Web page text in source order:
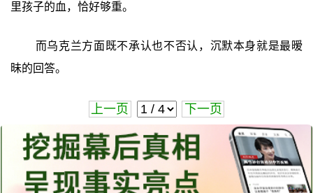
里孩子的血，恰好够重。
而乌克兰方面既不承认也不否认，沉默本身就是最暧
昧的回答。
上一页 下一页